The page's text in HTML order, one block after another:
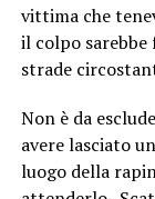
vittima che
il colpo sarebbe
strade
Non è da
avere lasciato
luogo della